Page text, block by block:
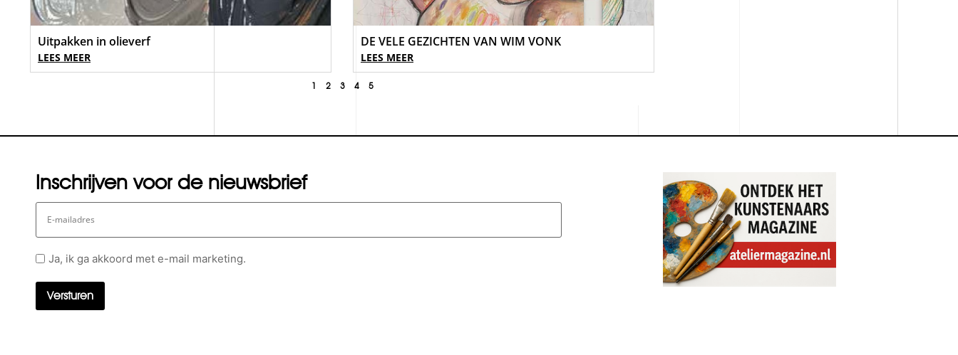
Uitpakken in olieverf
LEES MEER
DE VELE GEZICHTEN VAN WIM VONK
LEES MEER
1 2 3 4 5
Inschrijven voor de nieuwsbrief
E-
mailadres
GeenJa, ik ga akkoord met e-mail marketing.